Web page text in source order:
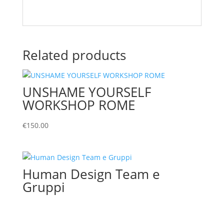
Related products
UNSHAME YOURSELF
WORKSHOP ROME
€150.00
Human Design Team e
Gruppi